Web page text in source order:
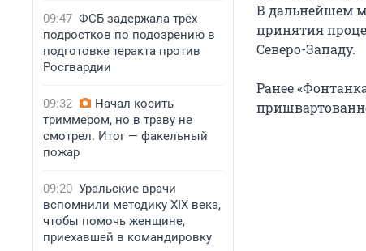
09:47 ФСБ задержала трёх
подростков по подозрению в
подготовке теракта против
Росгвардии
09:32
Начал косить
триммером, но в траву не
смотрел. Итог — факельный
пожар
09:20 Уральские врачи
вспомнили методику XIX века,
чтобы помочь женщине,
приехавшей в командировку
В дальнейшем
принятия
Северо-Западу.
Ранее